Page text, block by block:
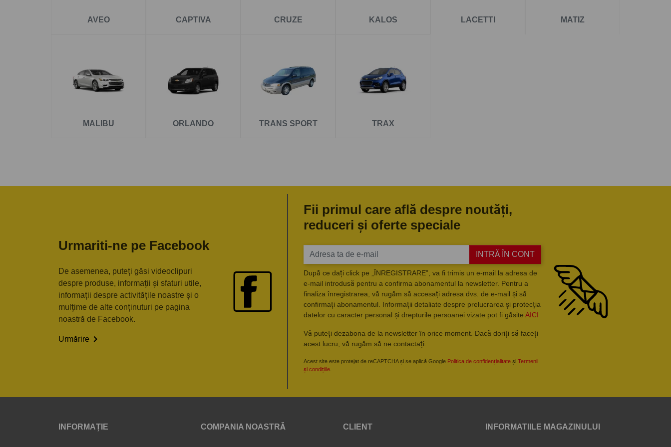
AVEO CAPTIVA CRUZE KALOS LACETTI MATIZ
MALIBU ORLANDO TRANS SPORT TRAX
Urmariti-ne pe Facebook
De asemenea, puteți găsi videoclipuri
despre produse, informații și sfaturi utile,
informații despre activitățile noastre și o
mulțime de alte conținuturi pe pagina
noastră de Facebook.
Urmărire 
Fii primul care află despre noutăți,
reduceri și oferte speciale
INTRĂ ÎN CONT
După ce dați click pe „ÎNREGISTRARE”, va fi trimis un e-mail la adresa de
e-mail introdusă pentru a confirma abonamentul la newsletter. Pentru a
finaliza înregistrarea, vă rugăm să accesați adresa dvs. de e-mail și să
confirmați abonamentul. Informații detaliate despre prelucrarea și protecția
datelor cu caracter personal și drepturile persoanei vizate pot fi găsite AICI
Vă puteți dezabona de la newsletter în orice moment. Dacă doriți să faceți
acest lucru, vă rugăm să ne contactați.
Acest site este protejat de reCAPTCHA și se aplică Google Politica de confidențialitate și Termenii
și condițiile
INFORMAȚIE COMPANIA NOASTRĂ CLIENT INFORMATIILE MAGAZINULUI